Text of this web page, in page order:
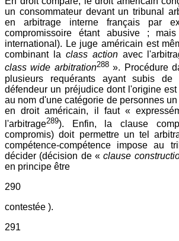
un consommateur devant un tribunal
en arbitrage interne français par
compromissoire étant abusive ;
international). Le juge américain est
combinant la class action avec
class wide arbitration288». Procédure
plusieurs requérants ayant subis
défendeur un préjudice dont l'origine
au nom d'une catégorie de personnes
en droit américain, il faut «
l'arbitrage289). Enfin, la clause
compromis) doit permettre un tel
compétence-compétence impose au
décider (décision de «clause
en principe être
290
contestée ).
291